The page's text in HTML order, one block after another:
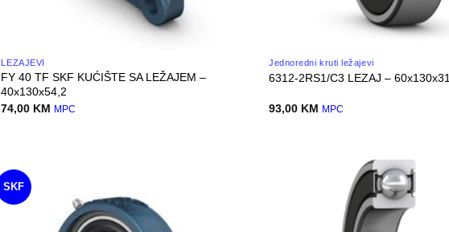
LEŽAJEVI
FY 40 TF SKF KUĆIŠTE SA LEŽAJEM –
40x130x54,2
74,00 KM MPC
Jednoredni kruti ležajevi
6312-2RS1/C3 LEZAJ – 60x130x31
93,00 KM MPC
SKF